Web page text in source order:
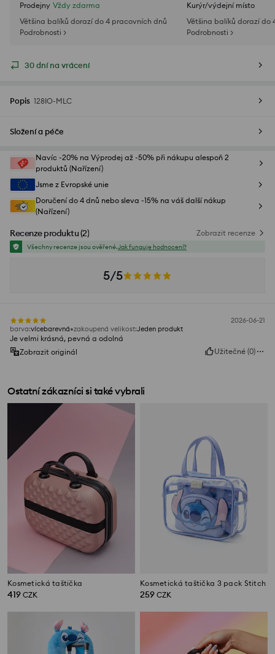
Prodejny Vždy zdarma
Většina balíků dorazí do 4 pracovních dnů
Podrobnosti >
Kurýr/výdejní místo
Většina balíků dorazí do
Podrobnosti >
30 dní na vrácení
Popis 128IO-MLC
Složení a péče
Navíc -20% na Výprodej až -50% při nákupu alespoň 2
produktů (Nařízení)
Jsme z Evropské unie
Doručení do 4 dnů nebo sleva -15% na váš další nákup
(Nařízení)
Recenze produktu(2) Zobrazit recenze
Všechny recenze jsou ověřené.Jak funguje hodnocení?
5/5
2026-06-21
barva:vícebarevná zakoupená velikost:Jeden produkt
Je velmi krásná, pevná a odolná
Zobrazit originál
Užitečné (0)
Ostatní zákazníci si také vybrali
Kosmetická taštička
419 CZK
Kosmetická taštička 3 pack Stitch
259 CZK